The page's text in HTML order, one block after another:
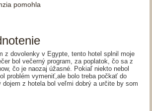
pomohla
z dovolenky v Egypte, tento hotel splnil moje
bol večerný program, za poplatok, čo sa z
čo je naozaj úžasné. Pokiaľ niekto nebol
problém vymeniť,ale bolo treba počkať do
dojem z hotela bol veľmi dobrý a určite by som